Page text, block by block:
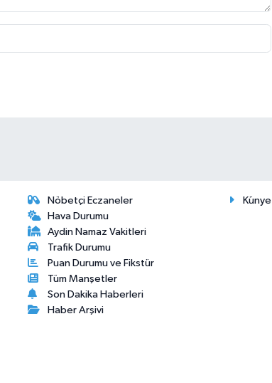
Nöbetçi Eczaneler
Hava Durumu
Aydin Namaz Vakitleri
Trafik Durumu
Puan Durumu ve Fikstür
Tüm Manşetler
Son Dakika Haberleri
Haber Arşivi
Künye